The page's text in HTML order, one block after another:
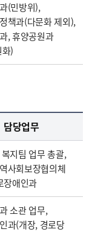
(민방위),
책과(다문화 제외),
, 휴양공원과
)
담당업무
지팀 업무 총괄,
사회보장협의체
장애인과
소관 업무,
과(개장, 경로당